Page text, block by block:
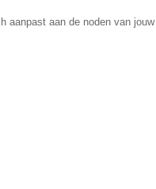
aanpast aan de noden van jouw